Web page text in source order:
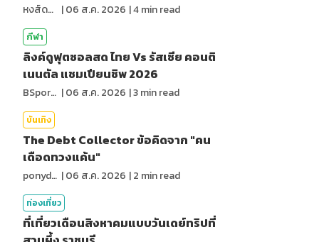
หงส์ดรุณ |06 ส.ค. 2026 |4min read
กีฬา
ลิงค์ดูฟุตซอลสด ไทย Vs รัสเซีย คอนติ
เนนตัล แชมเปียนชิพ 2026
BSports8 |06 ส.ค. 2026 |3min read
บันเทิง
The Debt Collector ข้อคิดจาก "คน
เดือดทวงแค้น"
ponydiary |06 ส.ค. 2026 |2 min read
ท่องเที่ยว
ที่เที่ยวเดือนสิงหาคมแบบวันเดย์ทริปที่